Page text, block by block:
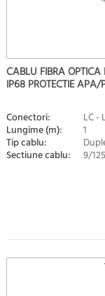
CABLU FIBRA
IP68 PROTECTIE
Conectori: LC -
Lungime (m): 1
Tip cablu:
Sectiune cablu: 9/